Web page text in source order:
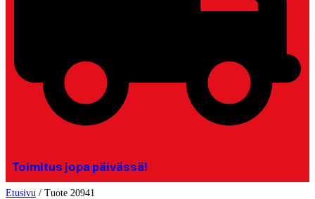
Toimitus jopa päivässä!
Etusivu / Tuote 20941